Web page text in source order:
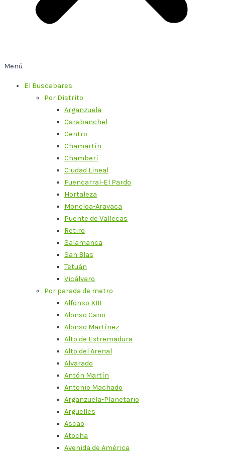
Menú
El Buscabares
Por Distrito
Arganzuela
Carabanchel
Centro
Chamartín
Chamberí
Ciudad Lineal
Fuencarral-El Pardo
Hortaleza
Moncloa-Aravaca
Puente de Vallecas
Retiro
Salamanca
San Blas
Tetuán
Vicálvaro
Por parada de metro
Alfonso XIII
Alonso Cano
Alonso Martínez
Alto de Extremadura
Alto del Arenal
Alvarado
Antón Martín
Antonio Machado
Arganzuela-Planetario
Argüelles
Ascao
Atocha
Avenida de América